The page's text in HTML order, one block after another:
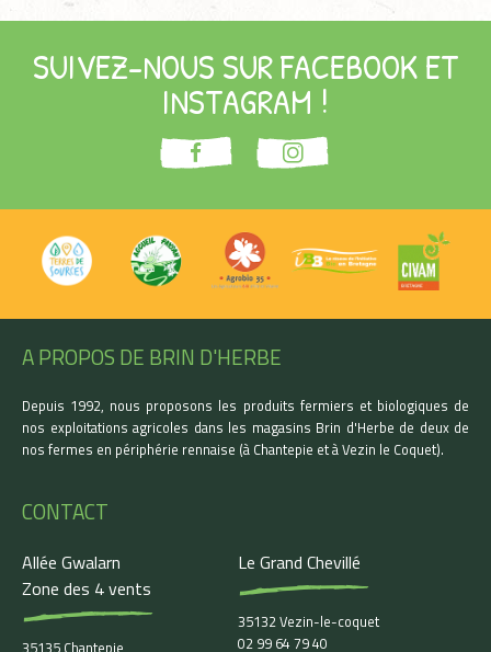
SUIVEZ-NOUS SUR FACEBOOK ET
INSTAGRAM !
A PROPOS DE BRIN D'HERBE
Depuis 1992, nous proposons les produits fermiers et biologiques de
nos exploitations agricoles dans les magasins Brin d'Herbe de deux de
nos fermes en périphérie rennaise (à Chantepie et à Vezin le Coquet).
CONTACT
Allée Gwalarn
Zone des 4 vents
Le Grand Chevillé
35132 Vezin-le-coquet
02 99 64 79 40